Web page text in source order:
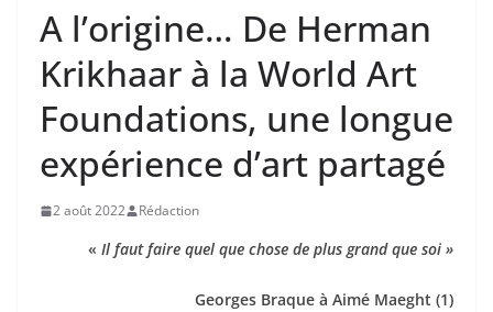
A l’origine… De Herman
Krikhaar à la World Art
Foundations, une longue
expérience d’art partagé
2 août 2022 Rédaction
« Il faut faire quel que chose de plus grand que soi »
Georges Braque à Aimé Maeght (1)